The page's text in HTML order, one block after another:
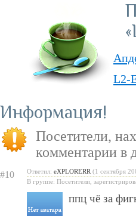
L2-
Информация
Посетители,
комментарии в
#10 Ответил: eXPLORERR (1 сентября
В группе: Посетители,
ппц чё за